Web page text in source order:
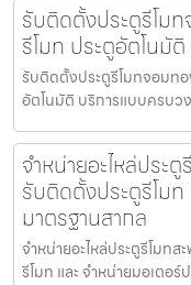
รับติดตั้งประตูรีโม
รีโมท ประตูอัตโนมั
รับติดตั้งประตูรีโมทจอมทอ
อัตโนมัติ บริการแบบครบว
จำหน่ายอะไหล่ประ
รับติดตั้งประตูรีโมท
มาตรฐานสากล
จำหน่ายอะไหล่ประตูรีโมท
รีโมท และ จำหน่ายมอเตอ